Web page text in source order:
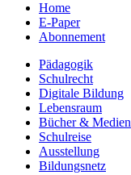
Home
E-Paper
Abonnement
Pädagogik
Schulrecht
Digitale Bildung
Lebensraum
Bücher & Medien
Schulreise
Ausstellung
Bildungsnetz